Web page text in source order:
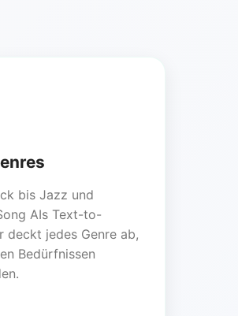
bis Jazz und
AIs Text-to-
deckt jedes Genre ab,
Bedürfnissen